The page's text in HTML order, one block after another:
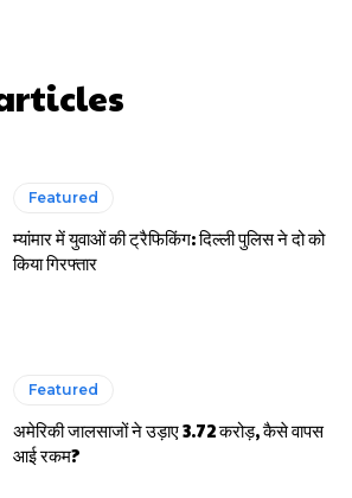
से 25 हजार
Featured
म्यांमार में युवाओं की ट्रैफिकिंग: दिल्ली पुलिस ने दो को
किया गिरफ्तार
Featured
अमेरिकी जालसाजों ने उड़ाए 3.72 करोड़, कैसे वापस
आई रकम?